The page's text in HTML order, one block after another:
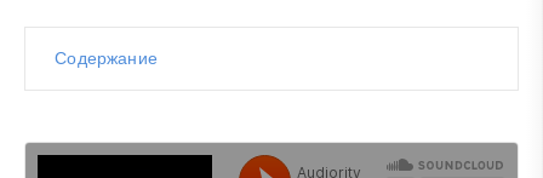
Содержание